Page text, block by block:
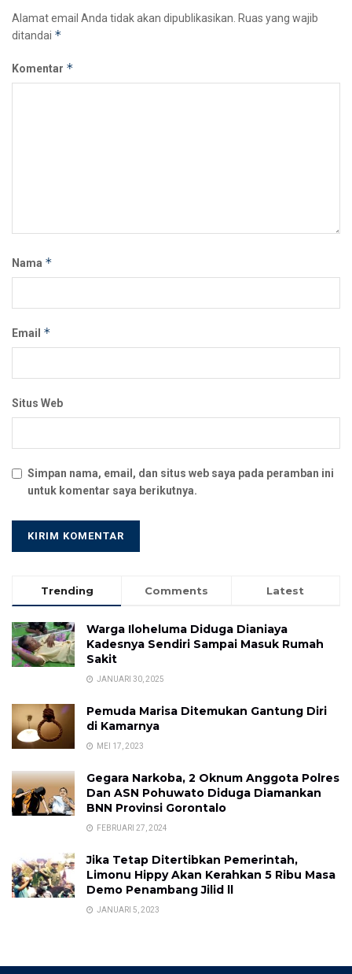
Alamat email Anda tidak akan dipublikasikan. Ruas yang wajib
ditandai *
Komentar *
Nama *
Email *
Situs Web
Simpan nama, email, dan situs web saya pada peramban ini
untuk komentar saya berikutnya.
Trending Comments Latest
Warga Iloheluma Diduga Dianiaya
Kadesnya Sendiri Sampai Masuk Rumah
Sakit
JANUARI 30, 2025
Pemuda Marisa Ditemukan Gantung Diri
di Kamarnya
MEI 17, 2023
Gegara Narkoba, 2 Oknum Anggota Polres
Dan ASN Pohuwato Diduga Diamankan
BNN Provinsi Gorontalo
FEBRUARI 27, 2024
Jika Tetap Ditertibkan Pemerintah,
Limonu Hippy Akan Kerahkan 5 Ribu Masa
Demo Penambang Jilid ll
JANUARI 5, 2023